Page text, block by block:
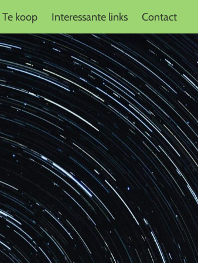
Te koop Interessante links Contact